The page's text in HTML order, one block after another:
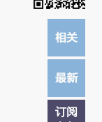
订阅